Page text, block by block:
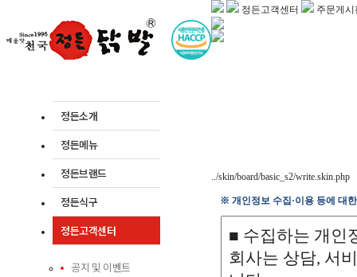
정든소개
정든메뉴
정든브랜드
정든식구
정든고객센터
공지 및 이벤트
정든고객센터 주문게시
../skin/board/basic_s2/write.skin.php
※ 개인정보 수집·이용 등에 대